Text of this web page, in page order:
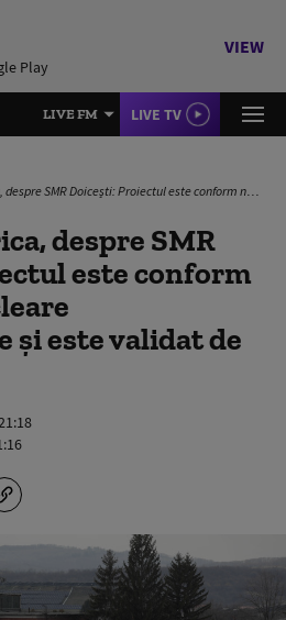
Play
VIEW
LIVE FM LIVE TV
Proiectul este conform normelor nucleare internaționale și este validat de AIEA
despre SMR
este conform
este validat de